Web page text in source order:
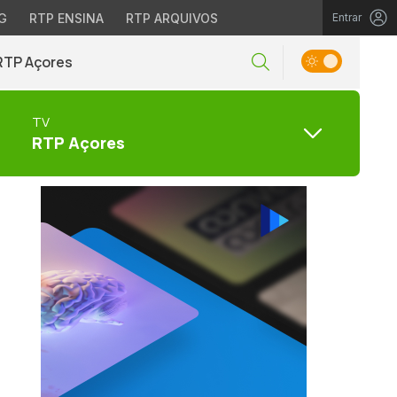
RTP ENSINA RTP ARQUIVOS Entrar
Açores
TV
RTP Açores